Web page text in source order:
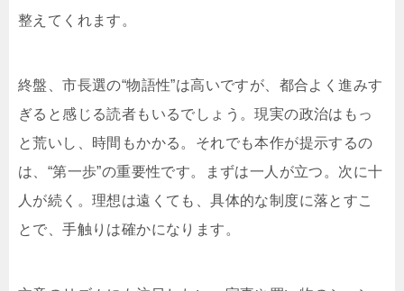
整えてくれます。
終盤、市長選の“物語性”は高いですが、都合よく進みす
ぎると感じる読者もいるでしょう。現実の政治はもっ
と荒いし、時間もかかる。それでも本作が提示するの
は、“第一歩”の重要性です。まずは一人が立つ。次に十
人が続く。理想は遠くても、具体的な制度に落とすこ
とで、手触りは確かになります。